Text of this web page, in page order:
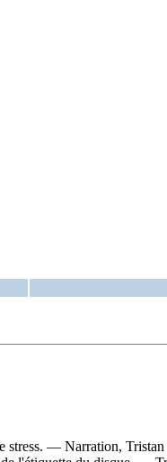
stress. — Narration,